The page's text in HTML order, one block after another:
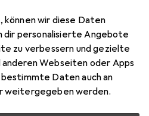
können wir diese Daten
dir personalisierte Angebote
zu verbessern und gezielte
anderen Webseiten oder Apps
Daten auch an
werden.
Marke
Mehr von Dipos